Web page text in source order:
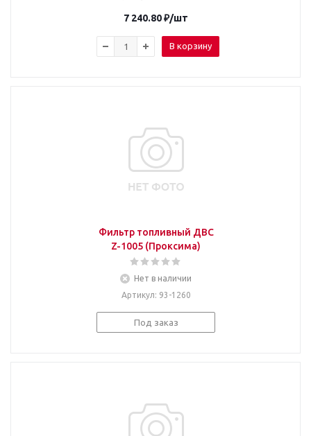
7 240.80₽/шт
В корзину
Фильтр топливный ДВС
Z-1005 (Проксима)
Нет в наличии
Артикул: 93-1260
Под заказ